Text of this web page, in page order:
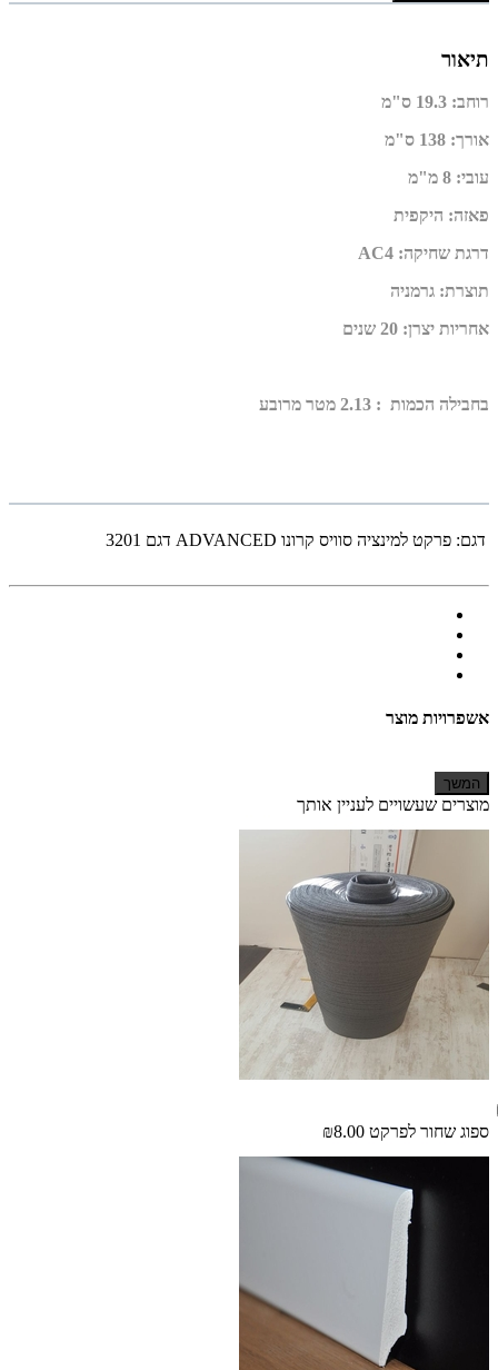
תיאור
רוחב: 19.3 ס"מ
אורך: 138 ס"מ
עובי: 8 מ"מ
פאזה: היקפית
דרגת שחיקה:
AC4
תוצרת: גרמניה
אחריות יצרן: 20 שנים
בחבילה הכמות : 2.13 מטר מרובע
דגם: פרקט למינציה סוויס קרונו ADVANCED דגם 3201
אשפרויות מוצר
המשך
מוצרים שעשויים לעניין אותך
ספוג שחור לפרקט ₪8.00